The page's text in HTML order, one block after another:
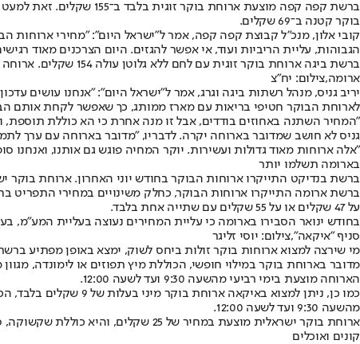
בוקר קטנה ב־69 שקלים.
הגבוהות, עליית הריביות ועוד, אי אפשר להגזים. היום הצרכנים מאוד
ברשת ביגה ארוחת בוקר זוגית עם לחם ללא גלוטן עולה 154 שקלים. ארוחה זוגית עם לחם רגיל עולה 159 שקלים. ארוחת בוקר ליחיד עם לחם ללא גלוטן עולה 82 שקלים, ואילו ארוחת בוקר ליחיד עם לחם רגיל עולה 86 שקלים.
ארומה,צילום: יח"צ
יריב גניס, מנהל רשתות ביגה וגרג, אמר ל"ישראל היום": "אנחנו עושים
לארוחת הבוקר חטיפי בריאות עם מארז ממותג, כך שאפשר לקחת אותם
"המחיר השתנה באחוזים בודדים, אבל זו מנה אחרת כי הא כוללת תוספת,
גניס לא חושב שמדובר בארוחה יקרה. לדבריו, "מדובר בארוחה עם ערך
"אלה ארוחות מאוד גדולות ועשירות. יוקר המחיה פוגש גם אותנו, ואנחנו
בארומה תשלמו יותר
ברשת בנדיקט התייקרו ארוחות הבוקר בחודש יוני האחרון. ארוחת בוקר ישראלית התייקרה מ־79 ל־82 שקלים, וארוחת ‏בוקר זוגית התייקרה מ־135 ל־148 שקלים. יש לציין
על 47 שקלים או על 55 שקלים עם שתייה אחת בלבד.
בחודש ינואר הסבירו בארומה כי עליית המחירים נעוצה בעליית
סניף "איקאה",צילום: יוסי זליגר
מי שירצה למצוא ארוחות בוקר זולות ביחס לשוק, ימצא באופן מפתיע ברשת הריהוט
מדובר בארוחת בוקר במילוי חופשי, הכוללת מיץ תפוזים או לימונדה,
הארוחה מוצעת בימי רביעי מהשעה 9:30 ועד לשעה 12:00.
כמו כן, ניתן למצוא
מהשעה 9:30 ועד לשעה 12:00.
ארוחת בוקר ישראלית מוצעת במחיר של 25 שקלים, והיא כוללת שקשוקה, סלט אישי, סוגי מטבלים, ריבה, חמאה, שתי לחמניות, מיץ תפוזים וכוס קפה במילוי חופשי.
קונים ואוכלים